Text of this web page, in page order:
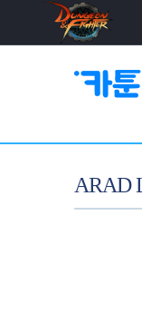
ARAD